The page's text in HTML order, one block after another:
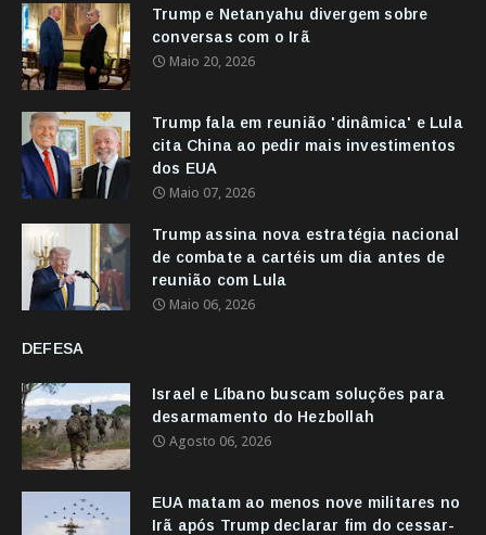
Trump e Netanyahu divergem sobre
conversas com o Irã
Maio 20, 2026
Trump fala em reunião 'dinâmica' e Lula
cita China ao pedir mais investimentos
dos EUA
Maio 07, 2026
Trump assina nova estratégia nacional
de combate a cartéis um dia antes de
reunião com Lula
Maio 06, 2026
DEFESA
Israel e Líbano buscam soluções para
desarmamento do Hezbollah
Agosto 06, 2026
EUA matam ao menos nove militares no
Irã após Trump declarar fim do cessar-